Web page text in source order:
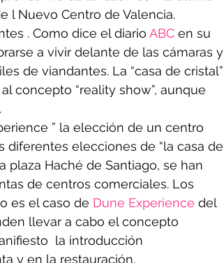
l Nuevo Centro de Valencia.
. Como dice el diario ABC en su
a vivir delante de las cámaras y
de viandantes. La “casa de cristal”
concepto “reality show”, aunque
” la elección de un centro
diferentes elecciones de “la casa de
plaza Haché de Santiago, se han
de centros comerciales. Los
es el caso de Dune Experience del
llevar a cabo el concepto
la introducción
y en la restauración.